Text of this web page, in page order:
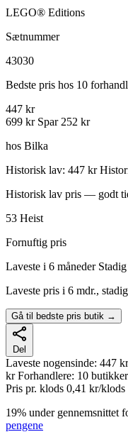
LEGO® Editions
Sætnummer
43030
Bedste pris hos 10
447 kr
699 kr Spar 252 kr
hos Bilka
Historisk lav: 447 kr
Historisk lav pris — godt
53 Heist
Fornuftig pris
Laveste i 6 måneder
Laveste pris i 6 mdr.,
Gå til bedste pris butik →
Del
Laveste nogensinde: 447 kr
kr Forhandlere: 10 butikker
Pris pr. klods 0,41 kr/klods
19% under
pengene